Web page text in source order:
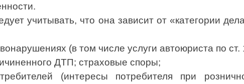
учитывать, что она зависит от «категории
(в том числе услуги автоюриста по
ДТП; страховые споры;
(интересы потребителя при